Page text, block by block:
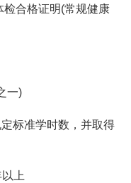
合格证明(常规健康
一)
标准学时数，并取得
上